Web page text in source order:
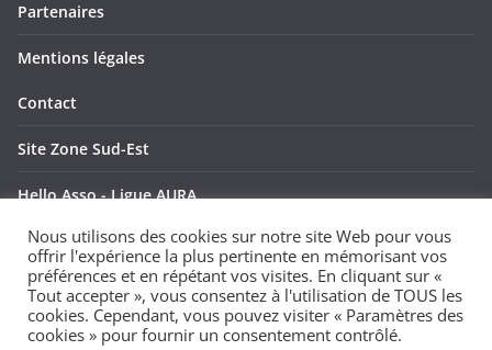
Partenaires
Mentions légales
Contact
Site Zone Sud-Est
Hello Asso - Ligue AURA
Hello Asso - Ligue SUD
Nous utilisons des cookies sur notre site Web pour vous
offrir l'expérience la plus pertinente en mémorisant vos
préférences et en répétant vos visites. En cliquant sur «
Tout accepter », vous consentez à l'utilisation de TOUS les
cookies. Cependant, vous pouvez visiter « Paramètres des
cookies » pour fournir un consentement contrôlé.